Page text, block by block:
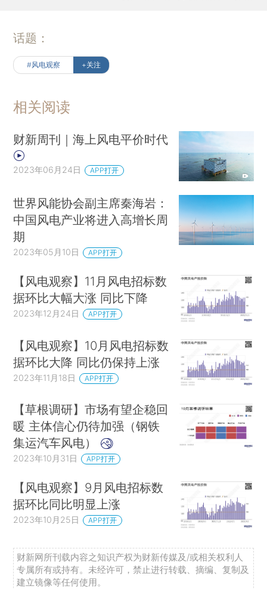
话题：
#风电观察 +关注
相关阅读
财新周刊｜海上风电平价时代
2023年06月24日 APP打开
世界风能协会副主席秦海岩：
中国风电产业将进入高增长周
期
2023年05月10日 APP打开
【风电观察】11月风电招标数
据环比大幅大涨 同比下降
2023年12月24日 APP打开
【风电观察】10月风电招标数
据环比大降 同比仍保持上涨
2023年11月18日 APP打开
【草根调研】市场有望企稳回
暖 主体信心仍待加强（钢铁
集运汽车风电）
2023年10月31日 APP打开
【风电观察】9月风电招标数
据环比同比明显上涨
2023年10月25日 APP打开
财新网所刊载内容之知识产权为财新传媒及/或相关权利人
专属所有或持有。未经许可，禁止进行转载、摘编、复制及
建立镜像等任何使用。